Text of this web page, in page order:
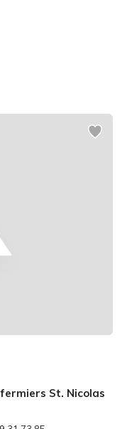
St. Nicolas